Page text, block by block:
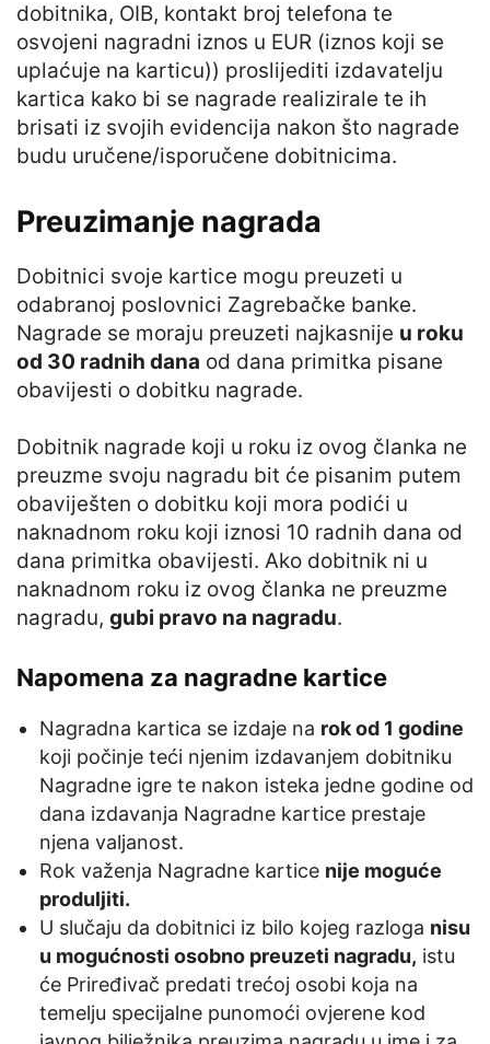
dobitnika, OIB, kontakt broj telefona te
osvojeni nagradni iznos u EUR (iznos koji se
uplaćuje na karticu)) proslijediti izdavatelju
kartica kako bi se nagrade realizirale te ih
brisati iz svojih evidencija nakon što nagrade
budu uručene/isporučene dobitnicima.
Preuzimanje nagrada
Dobitnici svoje kartice mogu preuzeti u
odabranoj poslovnici Zagrebačke banke.
Nagrade se moraju preuzeti najkasnije u roku
od 30 radnih dana od dana primitka pisane
obavijesti o dobitku nagrade.
Dobitnik nagrade koji u roku iz ovog članka ne
preuzme svoju nagradu bit će pisanim putem
obaviješten o dobitku koji mora podići u
naknadnom roku koji iznosi 10 radnih dana od
dana primitka obavijesti. Ako dobitnik ni u
naknadnom roku iz ovog članka ne preuzme
nagradu, gubi pravo na nagradu.
Napomena za nagradne kartice
Nagradna kartica se izdaje na rok od 1 godine
koji počinje teći njenim izdavanjem dobitniku
Nagradne igre te nakon isteka jedne godine od
dana izdavanja Nagradne kartice prestaje
njena valjanost.
Rok važenja Nagradne kartice nije moguće
produljiti.
U slučaju da dobitnici iz bilo kojeg razloga nisu
u mogućnosti osobno preuzeti nagradu, istu
će Priređivač predati trećoj osobi koja na
temelju specijalne punomoći ovjerene kod